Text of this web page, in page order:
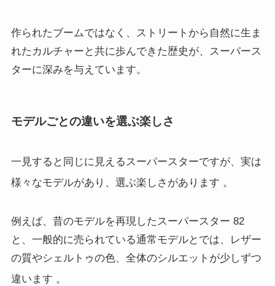
作られたブームではなく、ストリートから自然に生ま
れたカルチャーと共に歩んできた歴史が、スーパース
ターに深みを与えています。
モデルごとの違いを選ぶ楽しさ
一見すると同じに見えるスーパースターですが、実は
様々なモデルがあり、選ぶ楽しさがあります 。
例えば、昔のモデルを再現したスーパースター 82
と、一般的に売られている通常モデルとでは、レザー
の質やシェルトゥの色、全体のシルエットが少しずつ
違います 。